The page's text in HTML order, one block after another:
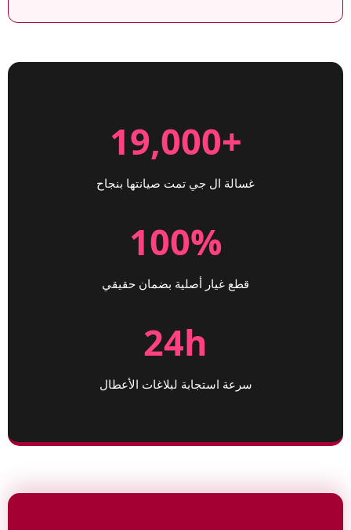
+19,000
غسالة ال جي تمت صيانتها بنجاح
100%
قطع غيار أصلية بضمان حقيقي
24h
سرعة استجابة لبلاغات الأعطال